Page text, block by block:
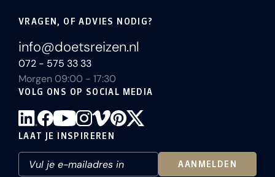
VRAGEN, OF ADVIES NODIG?
info@doetsreizen.nl
072 - 575 33 33
Morgen 09:00 - 17:30
VOLG ONS OP SOCIAL MEDIA
LAAT JE INSPIREREN
AANMELDEN